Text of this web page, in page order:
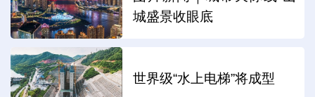
城盛景收眼底
世界级“水上电梯”将成型